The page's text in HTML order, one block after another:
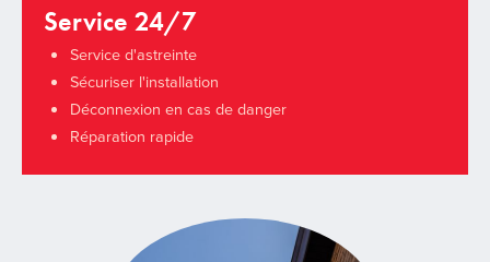
Service 24/7
Service d'astreinte
Sécuriser l'installation
Déconnexion en cas de danger
Réparation rapide